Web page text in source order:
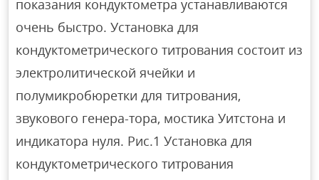
показания кондуктометра устанавливаются
очень быстро. Установка для
кондуктометрического титрования состоит из
электролитической ячейки и
полумикробюретки для титрования,
звукового генера-тора, мостика Уитстона и
индикатора нуля. Рис.1 Установка для
кондуктометрического титрования